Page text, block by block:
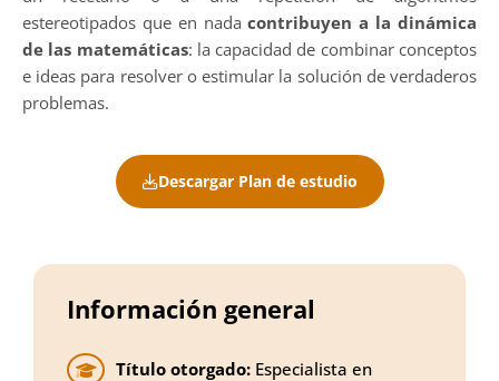
estereotipados que en nadacontribuyen a la dinámica
de las matemáticas: la capacidad de combinar conceptos
e ideas para resolver o estimular la solución de verdaderos
problemas.
Descargar Plan de estudio
Información general
Título otorgado: Especialista en